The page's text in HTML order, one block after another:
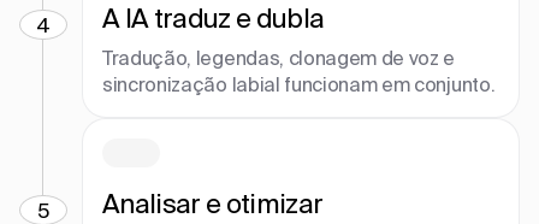
4 A IA traduz e dubla
Tradução, legendas, clonagem de voz e
sincronização labial funcionam em conjunto.
5 Analisar e otimizar